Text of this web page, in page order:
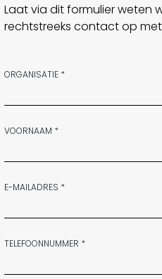
Laat via dit formulier weten
rechtstreeks contact op met
ORGANISATIE *
VOORNAAM *
E-MAILADRES *
TELEFOONNUMMER *